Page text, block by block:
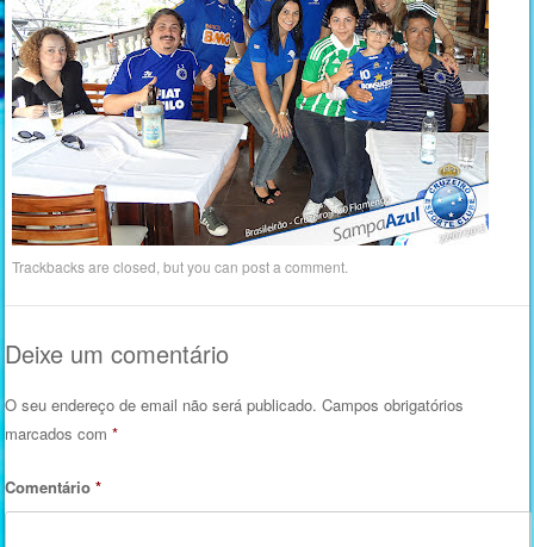
Trackbacks are closed, but you canpost a comment
Deixe um comentário
O seu endereço de email não será publicado. Campos obrigatórios
marcados com*
Comentário*